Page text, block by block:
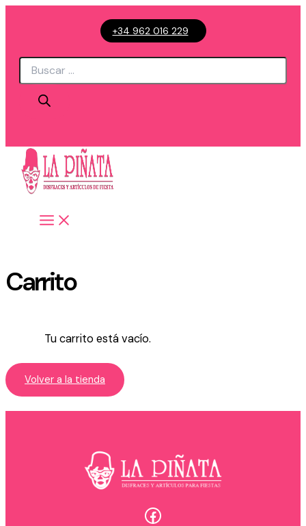
+34 962 016 229
Búsqueda
Carrito
Tu carrito está vacío.
Volver a la tienda
Facebook